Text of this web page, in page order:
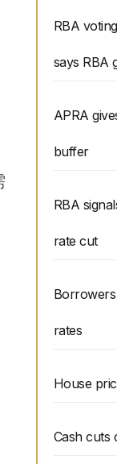
RBA
says RBA
APRA
buffer
RBA
rate cut
rates
House
Cash cuts